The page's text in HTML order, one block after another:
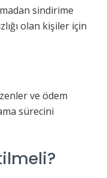
sindirime
olan kişiler için
ve ödem
sürecini